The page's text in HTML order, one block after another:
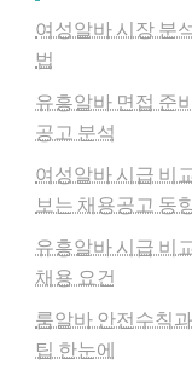
여성알바 시장 분
법
유흥알바 면접 준
공고 분석
여성알바 시급 비
보는 채용공고 동
유흥알바 시급 비
채용 요건
룸알바 안전수칙
팁 한눈에